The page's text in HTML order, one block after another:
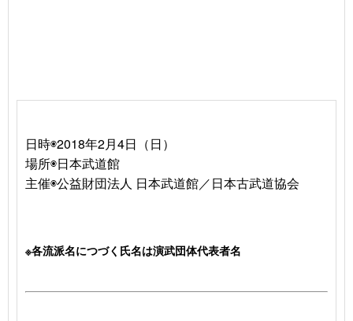
日時◉2018年2月4日（日）
場所◉日本武道館
主催◉公益財団法人 日本武道館／日本古武道協会
※各流派名につづく氏名は演武団体代表者名